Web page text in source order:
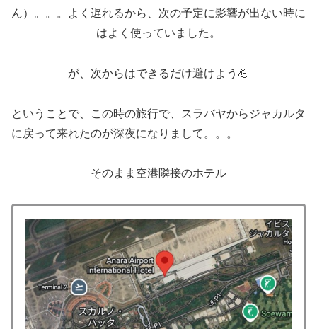
ん）。。。よく遅れるから、次の予定に影響が出ない時に
はよく使っていました。
が、次からはできるだけ避けよう💪
ということで、この時の旅行で、スラバヤからジャカルタ
に戻って来れたのが深夜になりまして。。。
そのまま空港隣接のホテル